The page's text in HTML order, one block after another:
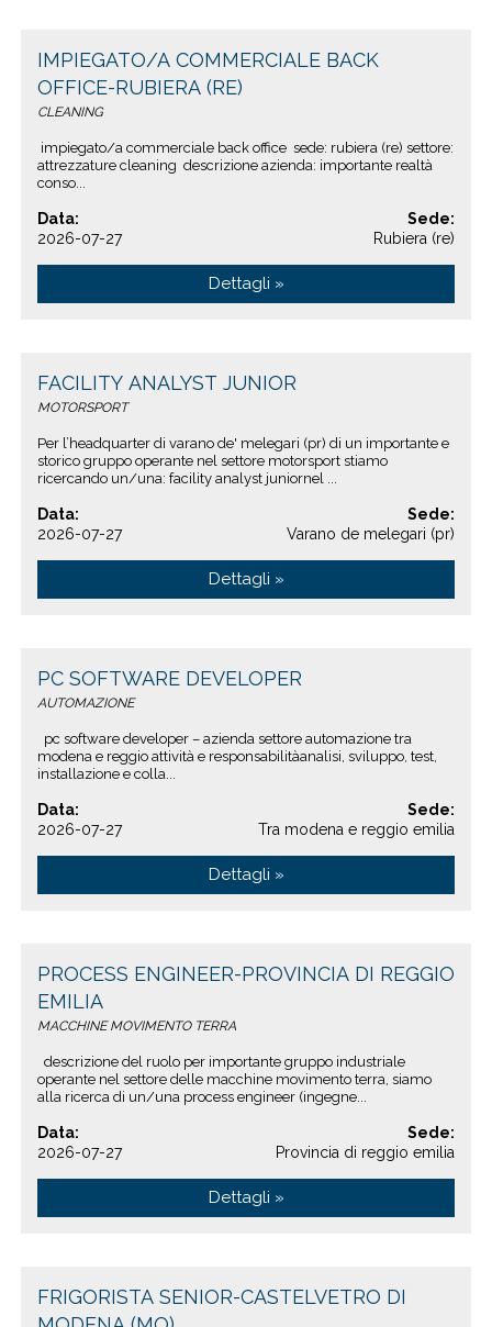
IMPIEGATO/A COMMERCIALE BACK
OFFICE-RUBIERA (RE)
CLEANING
impiegato/a commerciale back office sede: rubiera (re) settore:
attrezzature cleaning descrizione azienda: importante realtà
conso...
Data:
2026-07-27
Sede:
Rubiera (re)
Dettagli »
FACILITY ANALYST JUNIOR
MOTORSPORT
Per l’headquarter di varano de' melegari (pr) di un importante e
storico gruppo operante nel settore motorsport stiamo
ricercando un/una: facility analyst juniornel ...
Data:
2026-07-27
Sede:
Varano de melegari (pr)
Dettagli »
PC SOFTWARE DEVELOPER
AUTOMAZIONE
pc software developer – azienda settore automazione tra
modena e reggio attività e responsabilitàanalisi, sviluppo, test,
installazione e colla...
Data:
2026-07-27
Sede:
Tra modena e reggio emilia
Dettagli »
PROCESS ENGINEER-PROVINCIA DI REGGIO
EMILIA
MACCHINE MOVIMENTO TERRA
descrizione del ruolo per importante gruppo industriale
operante nel settore delle macchine movimento terra, siamo
alla ricerca di un/una process engineer (ingegne...
Data:
2026-07-27
Sede:
Provincia di reggio emilia
Dettagli »
FRIGORISTA SENIOR-CASTELVETRO DI